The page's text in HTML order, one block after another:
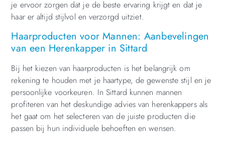
je ervoor zorgen dat je de beste ervaring krijgt en dat je
haar er altijd stijlvol en verzorgd uitziet.
Haarproducten voor Mannen: Aanbevelingen
van een Herenkapper in Sittard
Bij het kiezen van haarproducten is het belangrijk om
rekening te houden met je haartype, de gewenste stijl en je
persoonlijke voorkeuren. In Sittard kunnen mannen
profiteren van het deskundige advies van herenkappers als
het gaat om het selecteren van de juiste producten die
passen bij hun individuele behoeften en wensen.